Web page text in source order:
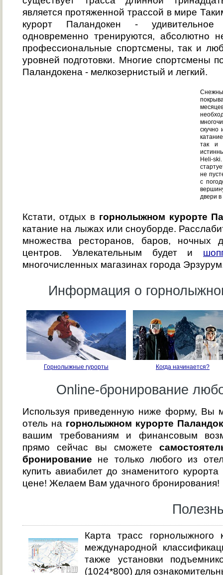
является протяженной трассой в мире
курорт Паландокен -
одновременно тренируются, абсолютно
профессиональные спортсмены, так и
уровней подготовки. Многие спортсмены
Паландокена - мелкозернистый и легкий.
скучно
так и
Heli-
не
с
двери в
Кстати, отдых в горнолыжном курорте
катание на лыжах или сноуборде.
множества ресторанов, баров, ночных
центров. Увлекательным будет и
многочисленных магазинах города
Информация о
Горнолыжные rурорты Когда начинается?
Online-бронирование
Используя приведенную ниже форму, Вы
отель на горнолыжном курорте
вашим требованиям и финансовым
прямо сейчас вы сможете
бронирование не только любого из
купить авиабилет до знаменитого
цене! Желаем Вам удачного бронирования!
Карта трасс горнолыжного
международной
также установки
(1024*800) для